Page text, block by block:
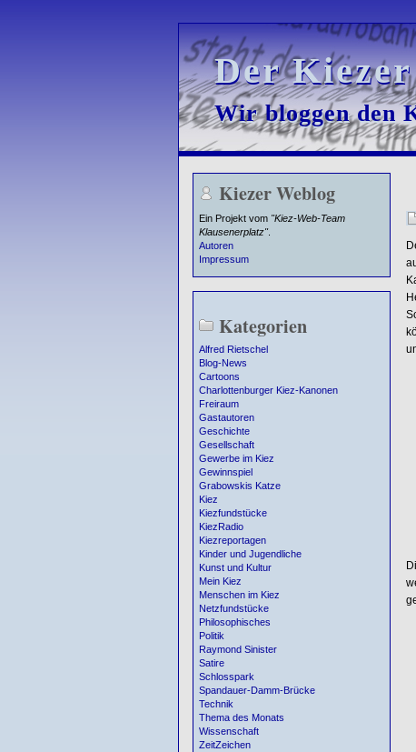
Der
Der
Wir bloggen den
Wir bloggen den
Kiezer Weblog
Ein Projekt vom "Kiez-Web-Team
Klausenerplatz".
Autoren
Impressum
Kategorien
Alfred Rietschel
Blog-News
Cartoons
Charlottenburger Kiez-Kanonen
Freiraum
Gastautoren
Geschichte
Gesellschaft
Gewerbe im Kiez
Gewinnspiel
Grabowskis Katze
Kiez
Kiezfundstücke
KiezRadio
Kiezreportagen
Kinder und Jugendliche
Kunst und Kultur
Mein Kiez
Menschen im Kiez
Netzfundstücke
Philosophisches
Politik
Raymond Sinister
Satire
Schlosspark
Spandauer-Damm-Brücke
Technik
Thema des Monats
Wissenschaft
ZeitZeichen